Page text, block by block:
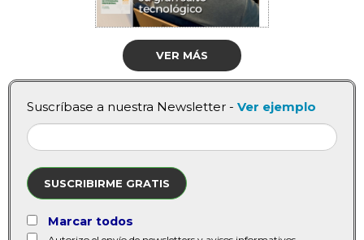
VER MÁS
Suscríbase a nuestra Newsletter - Ver ejemplo
SUSCRIBIRME GRATIS
Marcar todos